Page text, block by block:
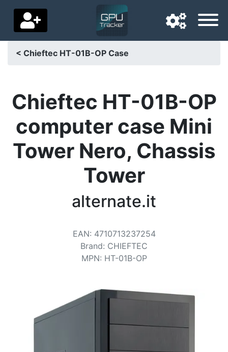
Lieferland
Einstellungen
Kontaktiere uns
< Chieftec HT-01B-OP Case
Chieftec HT-01B-OP
computer case Mini
Tower Nero, Chassis
Tower
alternate.it
EAN: 4710713237254
Brand: CHIEFTEC
MPN: HT-01B-OP